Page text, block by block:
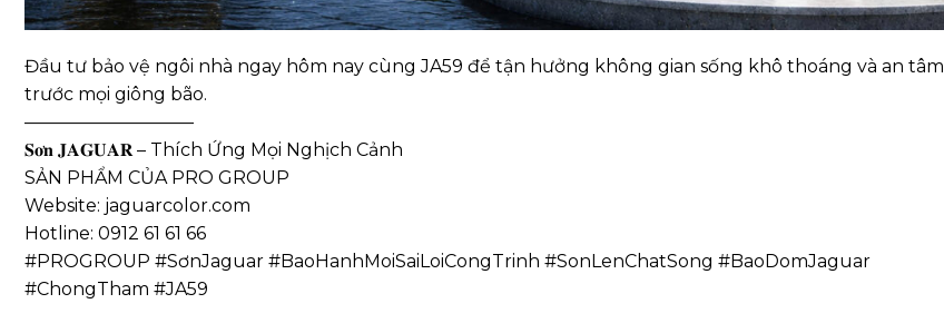
Đầu tư bảo vệ ngôi nhà ngay hôm nay cùng JA59 để tận hưởng không gian sống khô thoáng và an tâm
trước mọi giông bão.
—————————–
𝐒𝐨̛𝐧 𝐉𝐀𝐆𝐔𝐀𝐑 – Thích Ứng Mọi Nghịch Cảnh
SẢN PHẨM CỦA PRO GROUP
Website: jaguarcolor.com
Hotline: 0912 61 61 66
#PROGROUP #SơnJaguar #BaoHanhMoiSaiLoiCongTrinh #SonLenChatSong #BaoDomJaguar
#ChongTham #JA59